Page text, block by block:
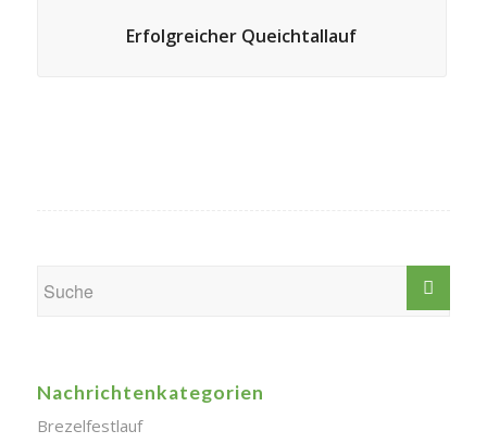
Erfolgreicher Queichtallauf
Nachrichtenkategorien
Brezelfestlauf